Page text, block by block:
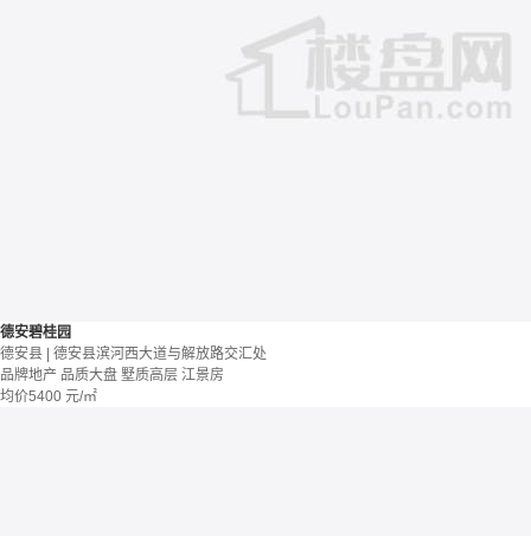
德安碧桂园
德安县 | 德安县滨河西大道与解放路交汇处
品牌地产 品质大盘 墅质高层 江景房
均价5400 元/㎡